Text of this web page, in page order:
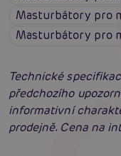
Masturbátory pro
Masturbátory pro
Technické
předchozího
informativní
prodejně. Cena na